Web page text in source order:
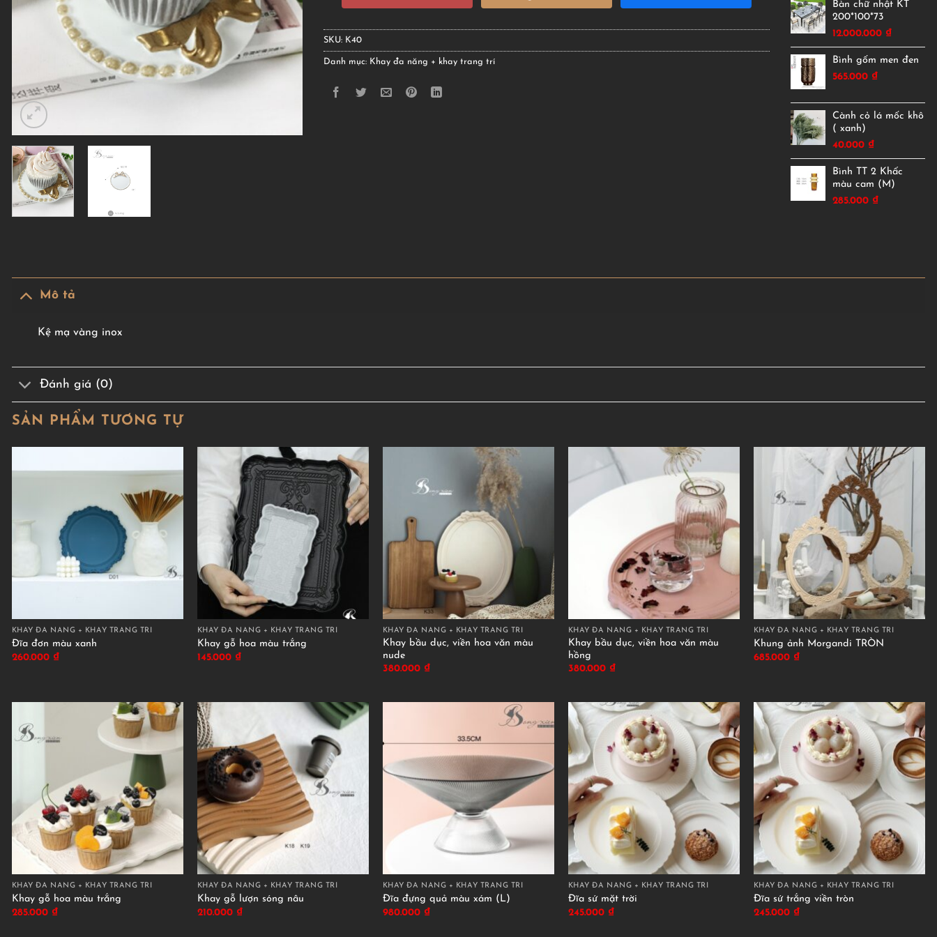
SKU: K40
Danh mục: Khay đa năng + khay trang trí
Bàn chữ nhật KT
200*100*73
12.000.000 ₫
Bình gốm men đen
565.000 ₫
Cành cỏ lá mốc khô
( xanh)
40.000 ₫
Bình TT 2 Khấc
màu cam (M)
285.000 ₫
Mô tả
Kệ mạ vàng inox
Đánh giá (0)
SẢN PHẨM TƯƠNG TỰ
KHAY ĐA NĂNG + KHAY TRANG TRÍ
Đĩa đơn màu xanh
260.000 ₫
KHAY ĐA NĂNG + KHAY TRANG TRÍ
Khay gỗ hoa màu trắng
145.000 ₫
KHAY ĐA NĂNG + KHAY TRANG TRÍ
Khay bầu dục, viền hoa văn màu
nude
380.000 ₫
KHAY ĐA NĂNG + KHAY TRANG TRÍ
Khay bầu dục, viền hoa văn màu
hồng
380.000 ₫
KHAY ĐA NĂNG + KHAY TRANG TRÍ
Khung ảnh Morgandi TRÒN
685.000 ₫
KHAY ĐA NĂNG + KHAY TRANG TRÍ
Khay gỗ hoa màu trắng
285.000 ₫
KHAY ĐA NĂNG + KHAY TRANG TRÍ
Khay gỗ lượn sóng nâu
210.000 ₫
KHAY ĐA NĂNG + KHAY TRANG TRÍ
Đĩa đựng quả màu xám (L)
980.000 ₫
KHAY ĐA NĂNG + KHAY TRANG TRÍ
Đĩa sứ mặt trời
245.000 ₫
KHAY ĐA NĂNG + KHAY TRANG TRÍ
Đĩa sứ trắng viền tròn
245.000 ₫